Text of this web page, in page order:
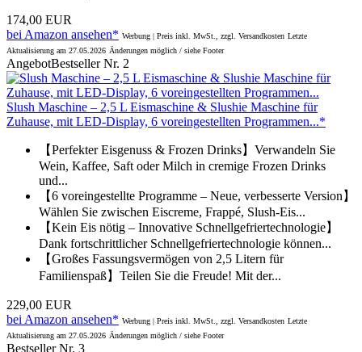
174,00 EUR
bei Amazon ansehen* Werbung | Preis inkl. MwSt., zzgl. Versandkosten Letzte
Aktualisierung am 27.05.2026 Änderungen möglich / siehe Footer
AngebotBestseller Nr. 2
Slush Maschine – 2,5 L Eismaschine & Slushie Maschine für
Zuhause, mit LED-Display, 6 voreingestellten Programmen...*
【Perfekter Eisgenuss & Frozen Drinks】Verwandeln Sie
Wein, Kaffee, Saft oder Milch in cremige Frozen Drinks
und...
【6 voreingestellte Programme – Neue, verbesserte Version】
Wählen Sie zwischen Eiscreme, Frappé, Slush-Eis...
【Kein Eis nötig – Innovative Schnellgefriertechnologie】
Dank fortschrittlicher Schnellgefriertechnologie können...
【Großes Fassungsvermögen von 2,5 Litern für
Familienspaß】Teilen Sie die Freude! Mit der...
229,00 EUR
bei Amazon ansehen* Werbung | Preis inkl. MwSt., zzgl. Versandkosten Letzte
Aktualisierung am 27.05.2026 Änderungen möglich / siehe Footer
Bestseller Nr. 3